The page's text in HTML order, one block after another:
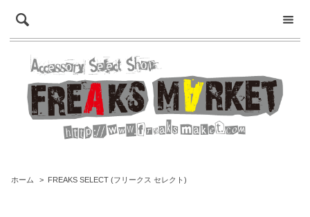
ホーム > FREAKS SELECT (フリークス セレクト)